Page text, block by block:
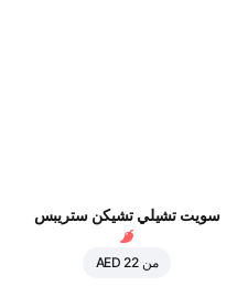
سويت تشيلي تشيكن ستريبس
منAED 22